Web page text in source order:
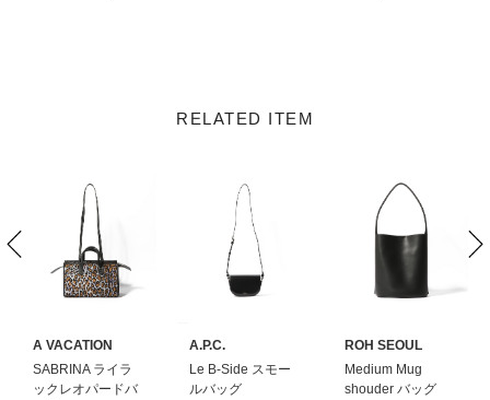
RELATED ITEM
A VACATION
SABRINA ライラ
ックレオパードバ
A.P.C.
Le B-Side スモー
ルバッグ
ROH SEOUL
Medium Mug
shouder バッグ